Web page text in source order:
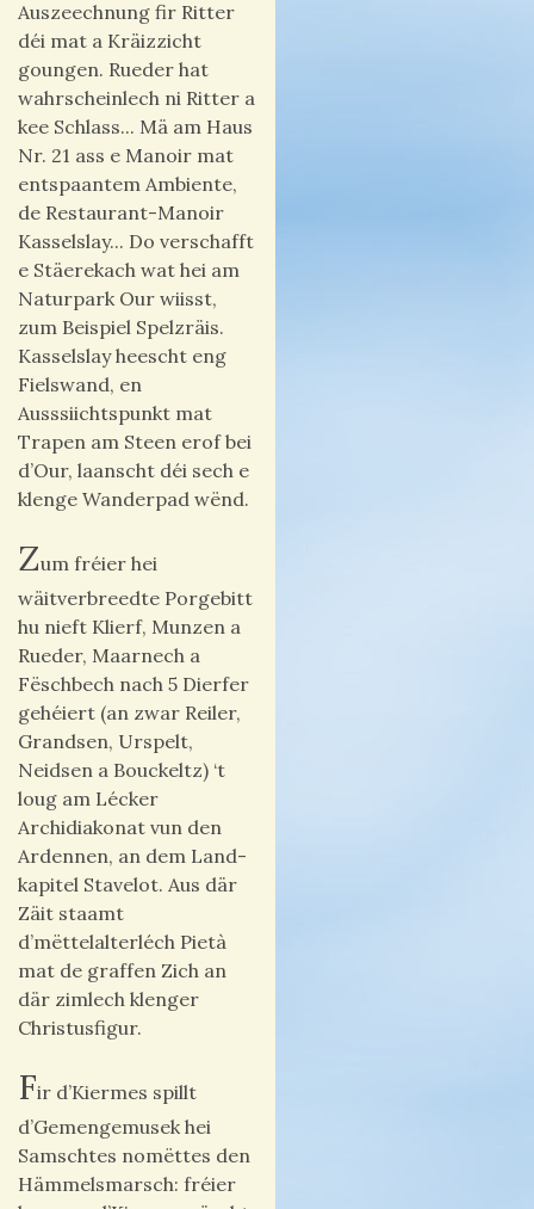
Auszeechnung fir Ritter
déi mat a Kräizzicht
goungen. Rueder hat
wahrscheinlech ni Ritter a
kee Schlass... Mä am Haus
Nr. 21 ass e Manoir mat
entspaantem Ambiente,
de Restaurant-Manoir
Kasselslay... Do verschafft
e Stäerekach wat hei am
Naturpark Our wiisst,
zum Beispiel Spelzräis.
Kasselslay heescht eng
Fielswand, en
Ausssiichtspunkt mat
Trapen am Steen erof bei
d’Our, laanscht déi sech e
klenge Wanderpad wënd.
Zum fréier hei
wäitverbreedte Porgebitt
hu nieft Klierf, Munzen a
Rueder, Maarnech a
Fëschbech nach 5 Dierfer
gehéiert (an zwar Reiler,
Grandsen, Urspelt,
Neidsen a Bouckeltz) ‘t
loug am Lécker
Archidiakonat vun den
Ardennen, an dem Land­
kapitel Stavelot. Aus där
Zäit staamt
d’mëttelalterléch Pietà
mat de graffen Zich an
där zimlech klenger
Christusfigur.
Fir d’Kiermes spillt
d’Gemengemusek hei
Samschtes nomëttes den
Hämmelsmarsch: fréier